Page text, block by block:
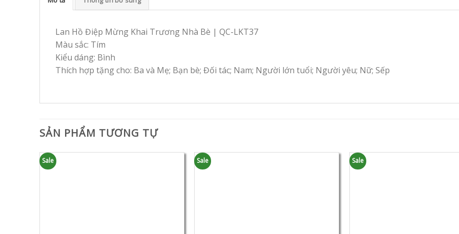
Lan Hồ Điệp Mừng Khai Trương Nhà Bè | QC-LKT37
Màu sắc: Tím
Kiểu dáng: Bình
Thích hợp tặng cho: Ba và Mẹ; Bạn bè; Đối tác; Nam; Người lớn tuổi; Người yêu; Nữ; Sếp
SẢN PHẨM TƯƠNG TỰ
Sale Sale Sale